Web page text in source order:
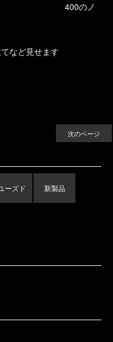
然違う 400のノ
など見せます
次のページ
ーズド 新製品